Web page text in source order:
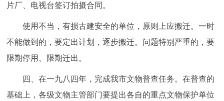
片厂、电视台签订拍摄合同。
使用不当，有损古建安全的单位，原则上应搬迁。一时
不能做到的，要定出计划，逐步搬迁。问题特别严重的，要
限期停用、限期迁出。
四、在一九八四年，完成我市文物普查任务。在普查的
基础上，各级文物主管部门要提出各自的重点文物保护单位